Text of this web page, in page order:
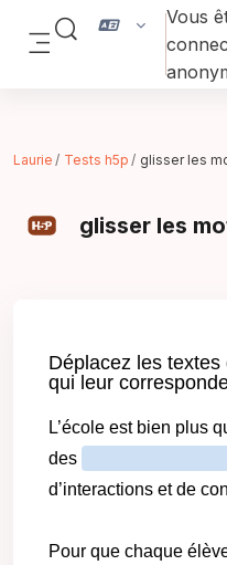
Passer au contenu
Panneau latéral
Activer/désactiver la
Vous
Laurie Tests h5p glisser les
glisser les